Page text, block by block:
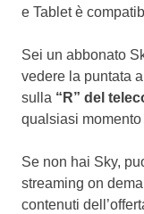
e Tablet è
Sei un abbonato
vedere la puntata
sulla “R” del
qualsiasi
Se non hai Sky,
streaming on
contenuti